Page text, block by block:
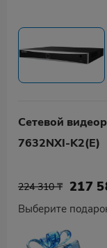
Сетевой
7632NXI-K2(E)
224 310 ₸ 217
Выберите